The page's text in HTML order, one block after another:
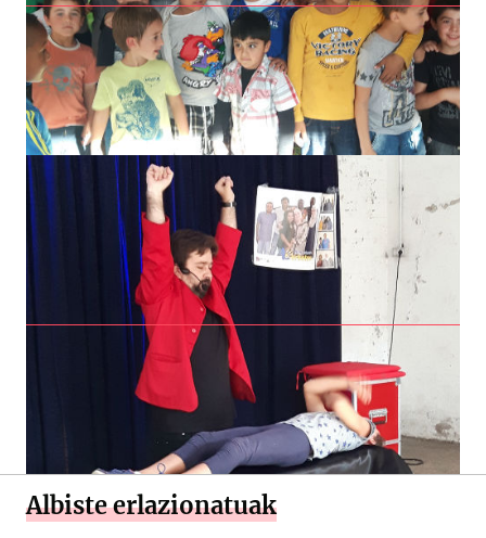
Albiste erlazionatuak